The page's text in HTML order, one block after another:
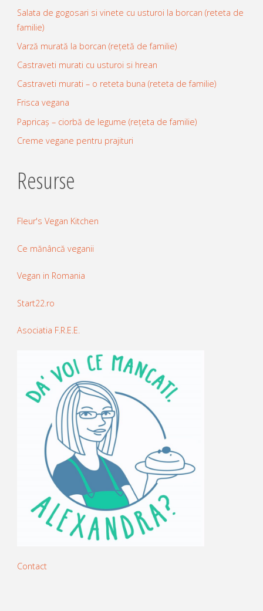
Salata de gogosari si vinete cu usturoi la borcan (reteta de
familie)
Varză murată la borcan (rețetă de familie)
Castraveti murati cu usturoi si hrean
Castraveti murati – o reteta buna (reteta de familie)
Frisca vegana
Papricaș – ciorbă de legume (rețeta de familie)
Creme vegane pentru prajituri
Resurse
Fleur's Vegan Kitchen
Ce mănâncă veganii
Vegan in Romania
Start22.ro
Asociatia F.R.E.E.
Contact